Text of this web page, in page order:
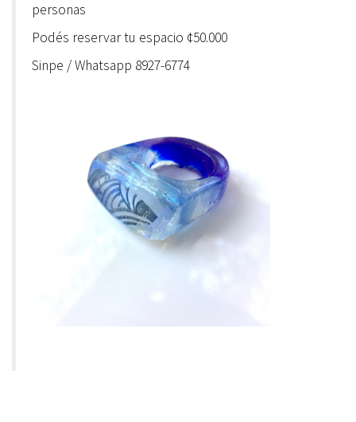
personas
Podés reservar tu espacio ¢50.000
Sinpe / Whatsapp 8927-6774